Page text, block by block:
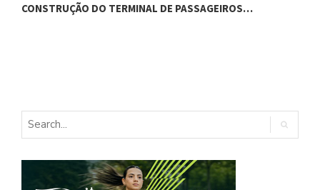
CONSTRUÇÃO DO TERMINAL DE PASSAGEIROS…